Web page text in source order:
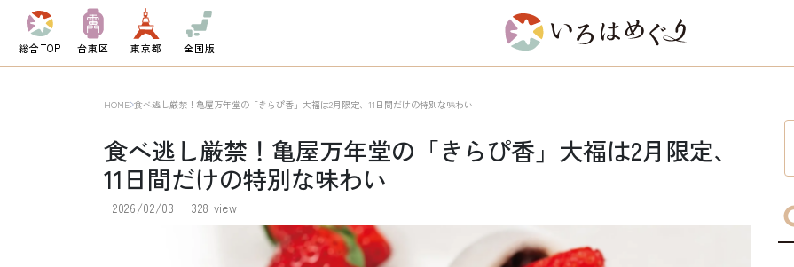
総合TOP 台東区 東京都 全国版
HOME 食べ逃し厳禁！亀屋万年堂の「きらぴ香」大福は2月限定、11日間だけの特別な味わい
食べ逃し厳禁！亀屋万年堂の「きらぴ香」大福は2月限定、
11日間だけの特別な味わい
2026/02/03 328 view